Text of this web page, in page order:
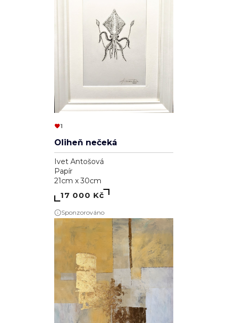
1
Oliheň nečeká
Ivet Antošová
Papír
21cm x 30cm
17 000 Kč
Sponzorováno